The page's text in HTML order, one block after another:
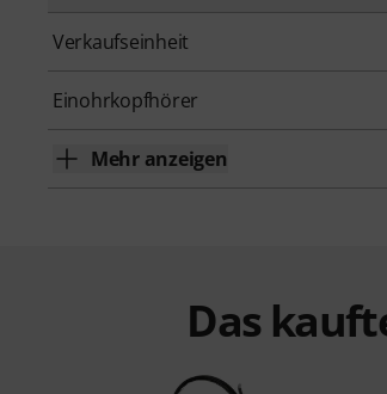
Verkaufseinheit
Einohrkopfhörer
Mehr anzeigen
Das